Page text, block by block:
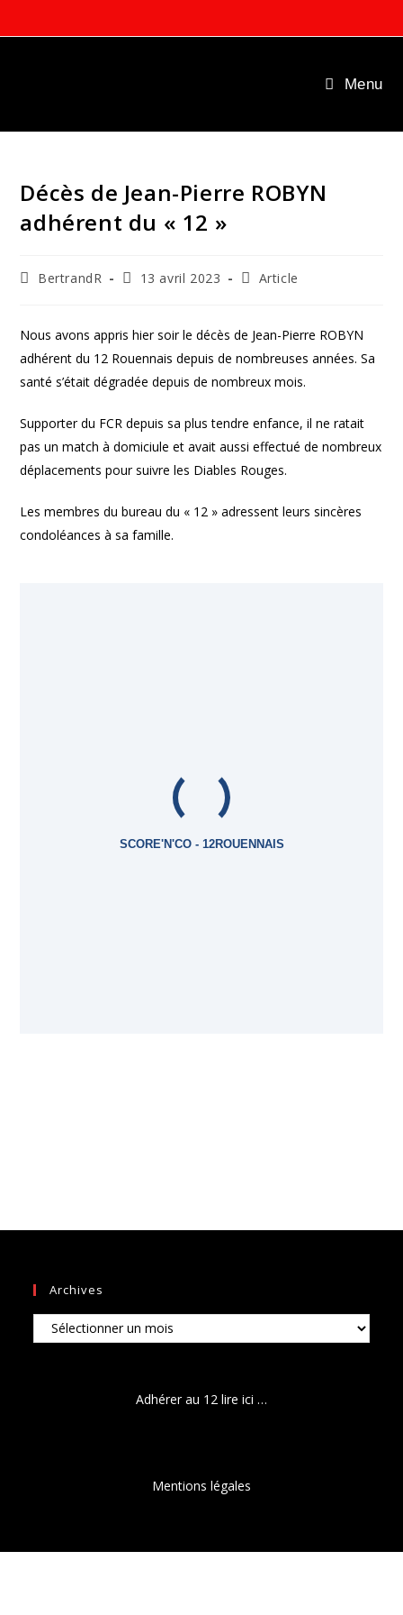
to
Menu
Décès de Jean-Pierre ROBYN
adhérent du « 12 »
Auteur/autrice
publication :
BertrandR
Publication
13 avril 2023
PostArticle
Nous avons appris hier soir le décès de Jean-Pierre ROBYN
adhérent du 12 Rouennais depuis de nombreuses années. Sa
santé s’était dégradée depuis de nombreux mois.
Supporter du FCR depuis sa plus tendre enfance, il ne ratait
pas un match à domiciule et avait aussi effectué de nombreux
déplacements pour suivre les Diables Rouges.
Les membres du bureau du « 12 » adressent leurs sincères
condoléances à sa famille.
SCORE'N'CO - 12ROUENNAIS
Archives
Archives
Adhérer au 12 lire ici …
Mentions légales